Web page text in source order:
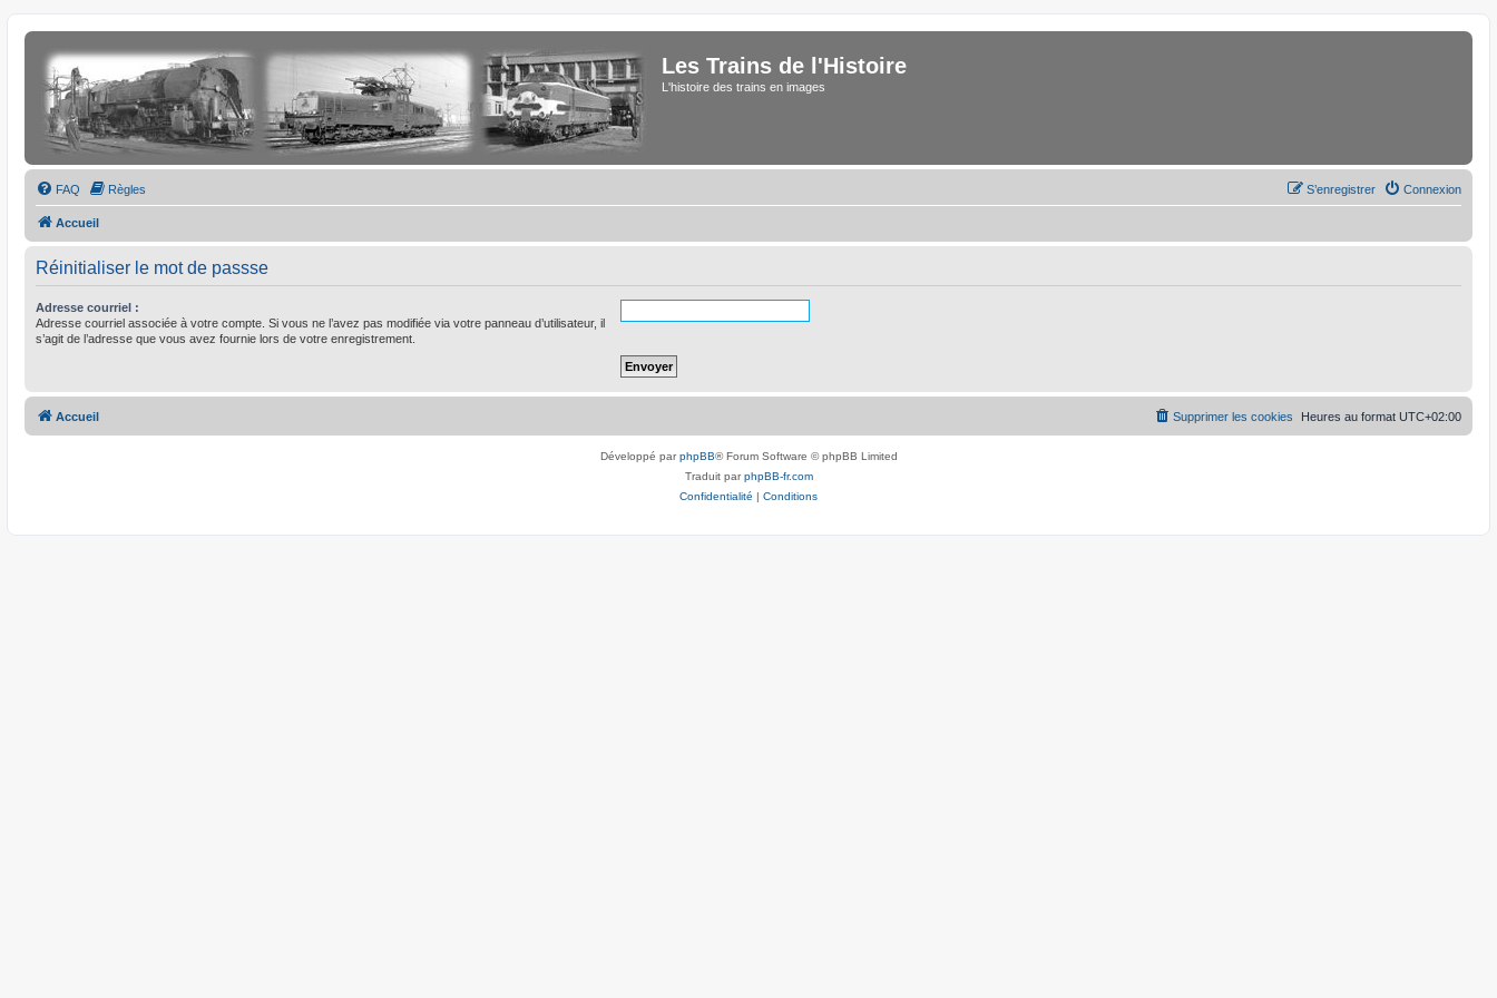
Les Trains de l'Histoire
L'histoire des trains en images
FAQ Règles Connexion
S’enregistrer
Accueil
Réinitialiser le mot de passse
Adresse courriel :
Adresse courriel associée à votre compte. Si vous ne l’avez pas modifiée via votre panneau d’utilisateur, il
s’agit de l’adresse que vous avez fournie lors de votre enregistrement.
Accueil Heures au format UTC+02:00
Supprimer les cookies
Développé parphpBB® Forum Software © phpBB Limited
Traduit parphpBB-fr.com
Confidentialité | Conditions